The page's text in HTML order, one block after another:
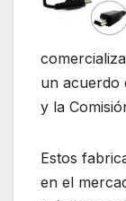
un acuerdo
y la
Estos
en el